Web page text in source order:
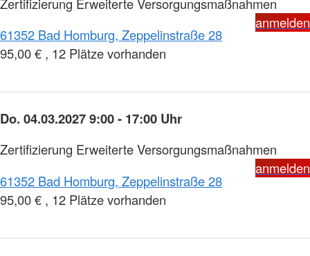
anmelden
61352 Bad Homburg, Zeppelinstraße 28
95,00 € , 12 Plätze vorhanden
Do. 04.03.2027 9:00 - 17:00 Uhr
Zertifizierung Erweiterte Versorgungsmaßnahmen
anmelden
61352 Bad Homburg, Zeppelinstraße 28
95,00 € , 12 Plätze vorhanden